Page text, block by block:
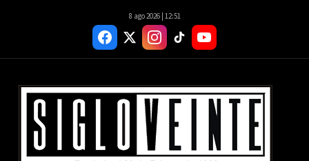
8 ago 2026 | 12:51